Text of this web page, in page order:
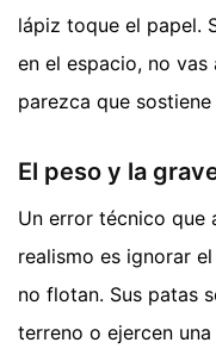
lápiz toque el papel.
en el espacio, no
parezca que
El peso y la
Un error técnico que
realismo es ignorar
no flotan. Sus patas
terreno o ejercen